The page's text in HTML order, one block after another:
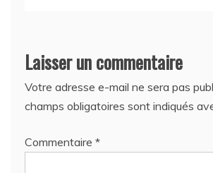
Laisser un commentaire
Votre adresse e-mail ne sera pas
champs obligatoires sont indiqués
Commentaire *